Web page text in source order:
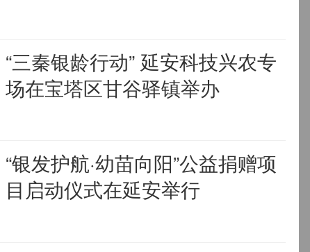
“三秦银龄行动” 延安科技兴农专
场在宝塔区甘谷驿镇举办
“银发护航·幼苗向阳”公益捐赠项
目启动仪式在延安举行